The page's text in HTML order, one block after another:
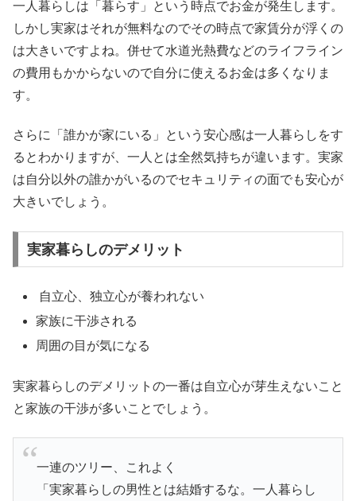
一人暮らしは「暮らす」という時点でお金が発生します。
しかし実家はそれが無料なのでその時点で家賃分が浮くの
は大きいですよね。併せて水道光熱費などのライフライン
の費用もかからないので自分に使えるお金は多くなりま
す。
さらに「誰かが家にいる」という安心感は一人暮らしをす
るとわかりますが、一人とは全然気持ちが違います。実家
は自分以外の誰かがいるのでセキュリティの面でも安心が
大きいでしょう。
実家暮らしのデメリット
自立心、独立心が養われない
家族に干渉される
周囲の目が気になる
実家暮らしのデメリットの一番は自立心が芽生えないこと
と家族の干渉が多いことでしょう。
一連のツリー、これよく
「実家暮らしの男性とは結婚するな。一人暮らし